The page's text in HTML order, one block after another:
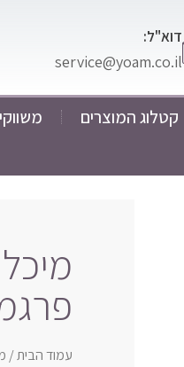
דוא"ל:
service@yoam.co.il
קטלוג המוצרים
עמוד הבית/